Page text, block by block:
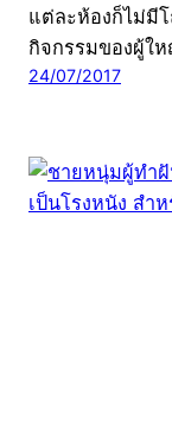
แต่ละห้องก็ไม่มีโ
กิจกรรมของผู้ใ
24/07/2017